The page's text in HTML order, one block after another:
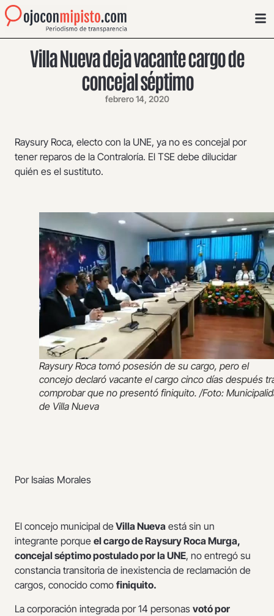
Villa Nueva deja vacante cargo de
concejal séptimo
febrero 14, 2020
Raysury Roca, electo con la UNE, ya no es concejal por
tener reparos de la Contraloría. El TSE debe dilucidar
quién es el sustituto.
Raysury Roca tomó posesión de su cargo, pero el
concejo declaró vacante el cargo cinco días después
comprobar que no presentó finiquito. /Foto:
de Villa Nueva
Por Isaias Morales
El concejo municipal de Villa Nueva está sin un
integrante porque el cargo de Raysury Roca Murga,
concejal séptimo postulado por la UNE, no entregó su
constancia transitoria de inexistencia de reclamación de
cargos, conocido como finiquito.
La corporación integrada por 14 personas votó por